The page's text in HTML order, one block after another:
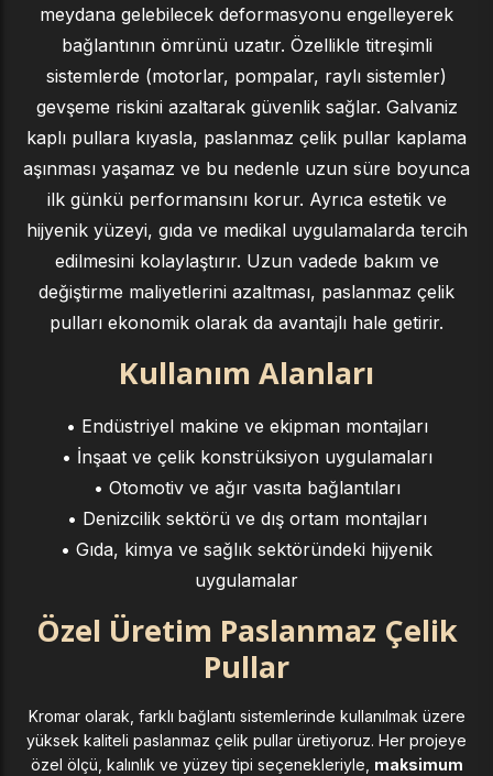
meydana gelebilecek deformasyonu engelleyerek
bağlantının ömrünü uzatır. Özellikle titreşimli
sistemlerde (motorlar, pompalar, raylı sistemler)
gevşeme riskini azaltarak güvenlik sağlar. Galvaniz
kaplı pullara kıyasla, paslanmaz çelik pullar kaplama
aşınması yaşamaz ve bu nedenle uzun süre boyunca
ilk günkü performansını korur. Ayrıca estetik ve
hijyenik yüzeyi, gıda ve medikal uygulamalarda tercih
edilmesini kolaylaştırır. Uzun vadede bakım ve
değiştirme maliyetlerini azaltması, paslanmaz çelik
pulları ekonomik olarak da avantajlı hale getirir.
Kullanım Alanları
• Endüstriyel makine ve ekipman montajları
• İnşaat ve çelik konstrüksiyon uygulamaları
• Otomotiv ve ağır vasıta bağlantıları
• Denizcilik sektörü ve dış ortam montajları
• Gıda, kimya ve sağlık sektöründeki hijyenik
uygulamalar
Özel Üretim Paslanmaz Çelik
Pullar
Kromar olarak, farklı bağlantı sistemlerinde kullanılmak üzere
yüksek kaliteli paslanmaz çelik pullar üretiyoruz. Her projeye
özel ölçü, kalınlık ve yüzey tipi seçenekleriyle, maksimum